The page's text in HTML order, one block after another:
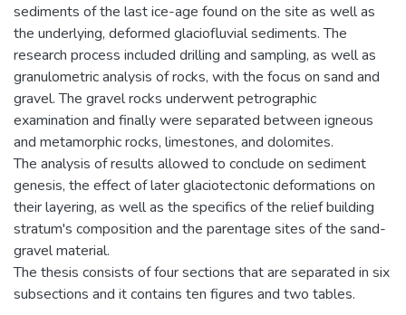
sediments of the last ice-age found on the site as well as
the underlying, deformed glaciofluvial sediments. The
research process included drilling and sampling, as well as
granulometric analysis of rocks, with the focus on sand and
gravel. The gravel rocks underwent petrographic
examination and finally were separated between igneous
and metamorphic rocks, limestones, and dolomites.
The analysis of results allowed to conclude on sediment
genesis, the effect of later glaciotectonic deformations on
their layering, as well as the specifics of the relief building
stratum's composition and the parentage sites of the sand-
gravel material.
The thesis consists of four sections that are separated in six
subsections and it contains ten figures and two tables.